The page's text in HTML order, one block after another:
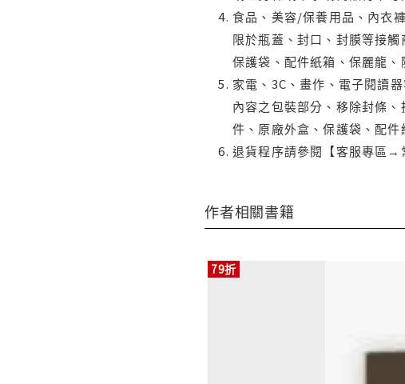
食品、美容/保養用品、內衣
限於瓶蓋、封口、封膜等接
保護袋、配件紙箱、保麗龍、
家電、3C、畫作、電子閱讀
內容之包裝部分、移除封條
件、原廠外盒、保護袋、配
退貨程序請參閱【客服專區→
作者相關書籍
79折